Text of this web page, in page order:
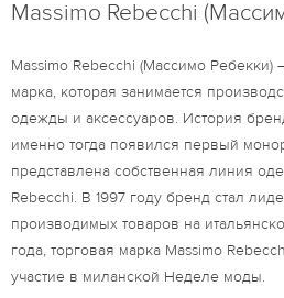
Massimo Rebecchi
Massimo Rebecchi (Массимо Ребекки)
марка, которая занимается
одежды и аксессуаров. История
именно тогда появился первый
представлена собственная линия
Rebecchi. В 1997 году бренд стал
производимых товаров на
года, торговая марка Massimo
участие в миланской Неделе моды.